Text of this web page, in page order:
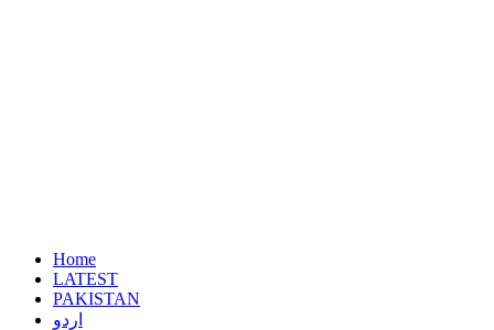
Home
LATEST
PAKISTAN
اردو